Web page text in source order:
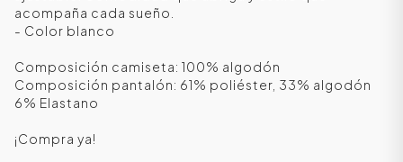
acompaña cada sueño.
- Color blanco
Composición camiseta: 100% algodón
Composición pantalón: 61% poliéster, 33% algodón
6% Elastano
¡Compra ya!